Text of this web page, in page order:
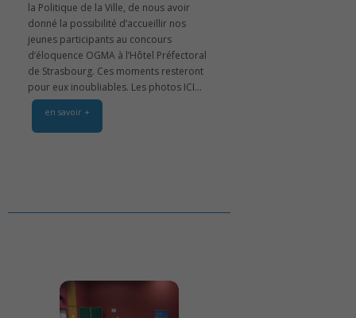
la Politique de la Ville, de nous avoir
donné la possibilité d’accueillir nos
jeunes participants au concours
d’éloquence OGMA à l’Hôtel Préfectoral
de Strasbourg. Ces moments resteront
pour eux inoubliables. Les photos ICI...
en savoir +